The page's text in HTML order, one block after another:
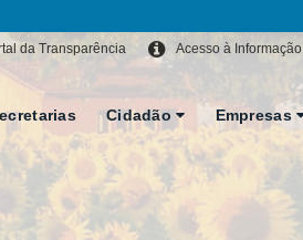
Acesso à Informação
da Transparência
Cidadão Empresas